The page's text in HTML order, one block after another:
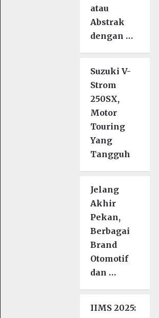
atau
Abstrak
dengan …
Suzuki V-
Strom
250SX,
Motor
Touring
Yang
Tangguh
Jelang
Akhir
Pekan,
Berbagai
Brand
Otomotif
dan …
IIMS 2025: